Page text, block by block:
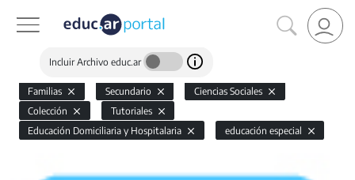
Incluir Archivo educ.ar
Familias Secundario
Ciencias Sociales
Colección
Tutoriales
Educación Domiciliaria y Hospitalaria
educación especial